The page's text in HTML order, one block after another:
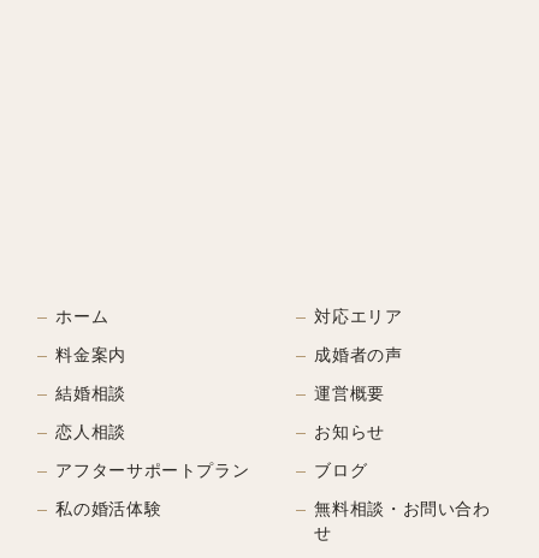
ホーム
料金案内
結婚相談
恋人相談
アフターサポートプラン
私の婚活体験
対応エリア
成婚者の声
運営概要
お知らせ
ブログ
無料相談・お問い合わ
せ